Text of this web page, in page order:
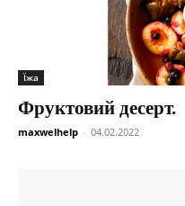
Їжа
Фруктовий десерт.
maxwelhelp - 04.02.2022